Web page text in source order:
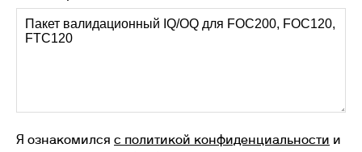
Я ознакомился с политикой конфиденциальности и